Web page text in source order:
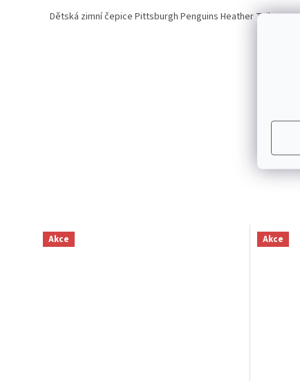
Akce Akce
Dětská zimní čepice Pittsburgh Penguins Heather Tailsweep